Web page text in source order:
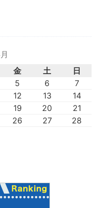
金 土
日
5 6
7
12 13
14
19 20
21
26 27
28